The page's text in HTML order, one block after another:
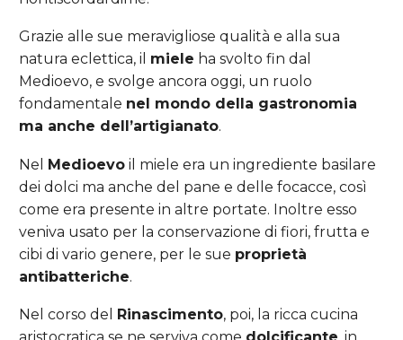
Grazie alle sue meravigliose qualità e alla sua
natura eclettica, il miele ha svolto fin dal
Medioevo, e svolge ancora oggi, un ruolo
fondamentale nel mondo della gastronomia
ma anche dell’artigianato.
Nel Medioevo il miele era un ingrediente basilare
dei dolci ma anche del pane e delle focacce, così
come era presente in altre portate. Inoltre esso
veniva usato per la conservazione di fiori, frutta e
cibi di vario genere, per le sue proprietà
antibatteriche.
Nel corso del Rinascimento, poi, la ricca cucina